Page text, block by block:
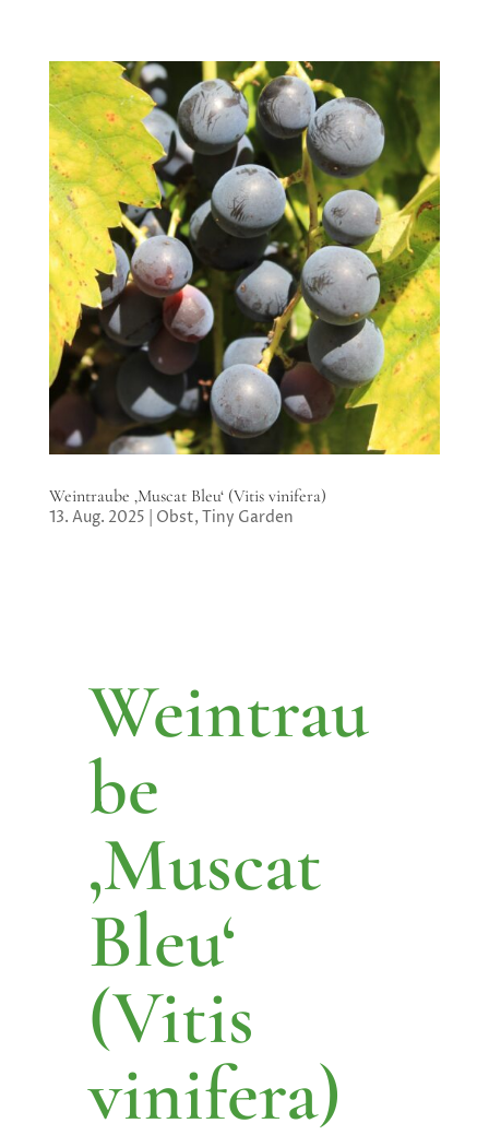
Weintraube ‚Muscat Bleu‘ (Vitis vinifera)
13. Aug. 2025 Obst, Tiny Garden
Weintrau
be
‚Muscat
Bleu‘
(Vitis
vinifera)